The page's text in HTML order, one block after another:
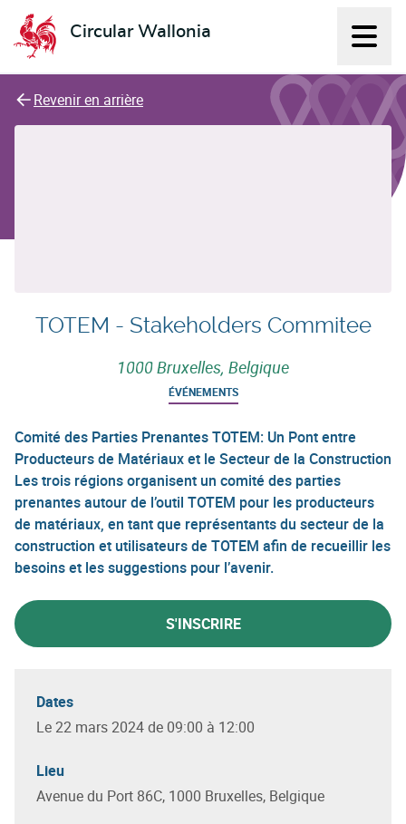
Circular Wallonia
L'économie circulaire
Revenir en arrière
TOTEM - Stakeholders Commitee
1000 Bruxelles, Belgique
ÉVÉNEMENTS
Comité des Parties Prenantes TOTEM: Un Pont entre
Producteurs de Matériaux et le Secteur de la Construction
Les trois régions organisent un comité des parties
prenantes autour de l’outil TOTEM pour les producteurs
de matériaux, en tant que représentants du secteur de la
construction et utilisateurs de TOTEM afin de recueillir les
besoins et les suggestions pour l’avenir.
S'INSCRIRE
Dates
Le 22 mars 2024 de 09:00 à 12:00
Lieu
Avenue du Port 86C, 1000 Bruxelles, Belgique